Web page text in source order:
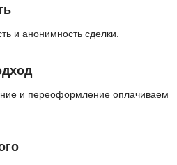
и анонимность сделки.
и переоформление оплачиваем